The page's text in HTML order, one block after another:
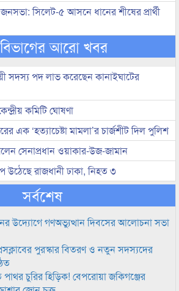
সিলেট-৫ আসনে ধানের শীষের প্রার্থী
আরো খবর
সদস্য পদ লাভ করেছেন কানাইঘাটের
কমিটি ঘোষণা
এক ‘হত্যাচেষ্টা মামলা’র চার্জশীট দিল পুলিশ
সেনাপ্রধান ওয়াকার-উজ-জামান
উঠেছে রাজধানী ঢাকা, নিহত ৩
সর্বশেষ
উদ্যোগে গণঅভ্যুত্থান দিবসের আলোচনা সভা
পুরস্কার বিতরণ ও নতুন সদস্যদের
চুরির হিড়িক! বেপরোয়া জকিগঞ্জের